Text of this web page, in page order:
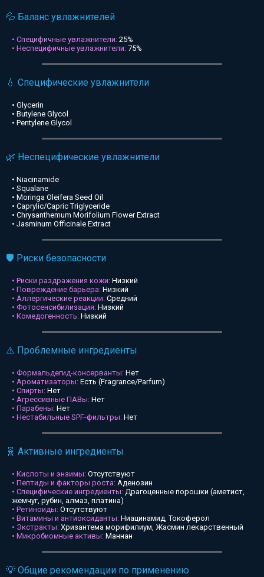
💦 Баланс увлажнителей
• Специфичные увлажнители: 25%
• Неспецифичные увлажнители: 75%
💧 Специфические увлажнители
• Glycerin
• Butylene Glycol
• Pentylene Glycol
🌿 Неспецифические увлажнители
• Niacinamide
• Squalane
• Moringa Oleifera Seed Oil
• Caprylic/Capric Triglyceride
• Chrysanthemum Morifolium Flower Extract
• Jasminum Officinale Extract
🛡️ Риски безопасности
• Риски раздражения кожи: Низкий
• Повреждение барьера: Низкий
• Аллергические реакции: Средний
• Фотосенсибилизация: Низкий
• Комедогенность: Низкий
⚠️ Проблемные ингредиенты
• Формальдегид-консерванты: Нет
• Ароматизаторы: Есть (Fragrance/Parfum)
• Спирты: Нет
• Агрессивные ПАВы: Нет
• Парабены: Нет
• Нестабильные SPF-фильтры: Нет
🧬 Активные ингредиенты
• Кислоты и энзимы: Отсутствуют
• Пептиды и факторы роста: Аденозин
• Специфические ингредиенты: Драгоценные порошки (аметист,
жемчуг, рубин, алмаз, платина)
• Ретиноиды: Отсутствуют
• Витамины и антиоксиданты: Ниацинамид, Токоферол
• Экстракты: Хризантема морифилиум, Жасмин лекарственный
• Микробиомные активы: Маннан
💡 Общие рекомендации по применению